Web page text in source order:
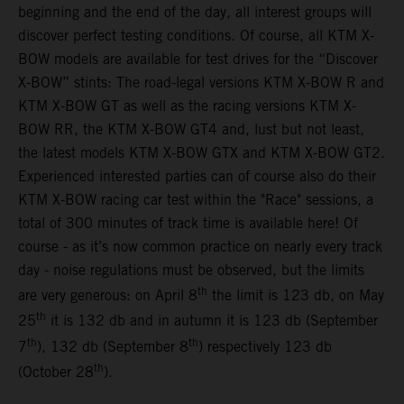
beginning and the end of the day, all interest groups will
discover perfect testing conditions. Of course, all KTM X-
BOW models are available for test drives for the “Discover
X-BOW” stints: The road-legal versions KTM X-BOW R and
KTM X-BOW GT as well as the racing versions KTM X-
BOW RR, the KTM X-BOW GT4 and, lust but not least,
the latest models KTM X-BOW GTX and KTM X-BOW GT2.
Experienced interested parties can of course also do their
KTM X-BOW racing car test within the "Race" sessions, a
total of 300 minutes of track time is available here! Of
course - as it’s now common practice on nearly every track
day - noise regulations must be observed, but the limits
are very generous: on April 8th the limit is 123 db, on May
25th it is 132 db and in autumn it is 123 db (September
7 th ), 132 db (September 8th ) respectively 123 db
(October 28th ).